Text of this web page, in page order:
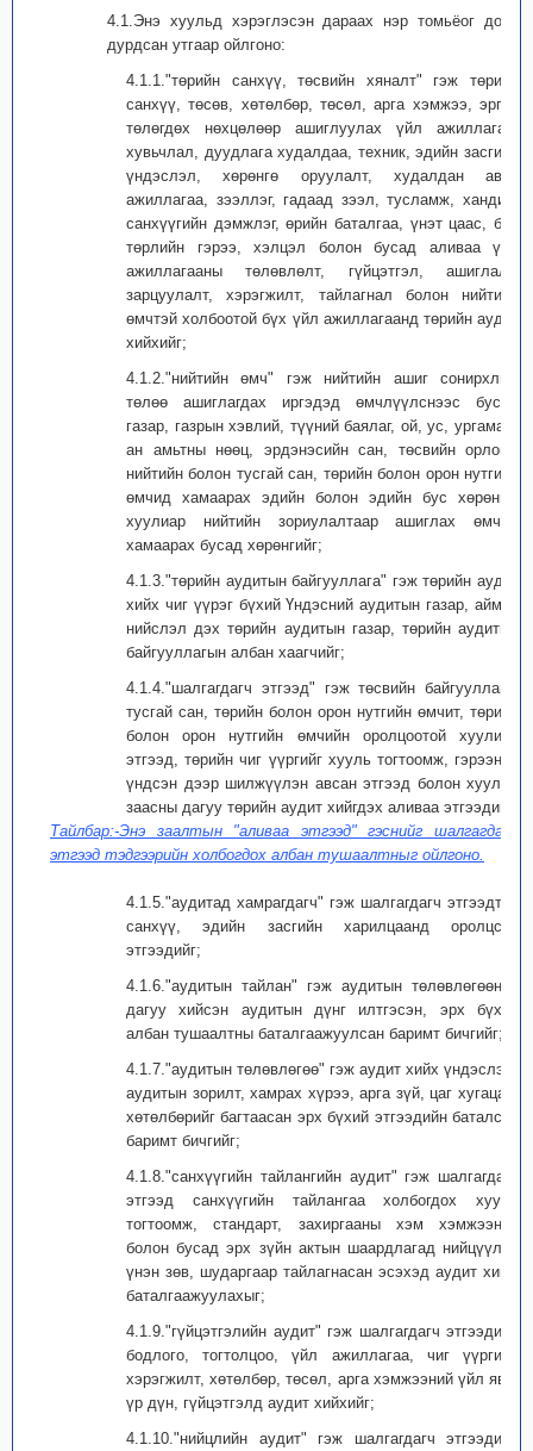
4.1.Энэ хуульд хэрэглэсэн дараах нэр томьёог доор
дурдсан утгаар ойлгоно:
4.1.1."төрийн санхүү, төсвийн хяналт" гэж төрийн
санхүү, төсөв, хөтөлбөр, төсөл, арга хэмжээ, эргэн
төлөгдөх нөхцөлөөр ашиглуулах үйл ажиллагаа,
хувьчлал, дуудлага худалдаа, техник, эдийн засгийн
үндэслэл, хөрөнгө оруулалт, худалдан авах
ажиллагаа, зээллэг, гадаад зээл, тусламж, хандив,
санхүүгийн дэмжлэг, өрийн баталгаа, үнэт цаас, бүх
төрлийн гэрээ, хэлцэл болон бусад аливаа үйл
ажиллагааны төлөвлөлт, гүйцэтгэл, ашиглалт,
зарцуулалт, хэрэгжилт, тайлагнал болон нийтийн
өмчтэй холбоотой бүх үйл ажиллагаанд төрийн аудит
хийхийг;
4.1.2."нийтийн өмч" гэж нийтийн ашиг сонирхлын
төлөө ашиглагдах иргэдэд өмчлүүлснээс бусад
газар, газрын хэвлий, түүний баялаг, ой, ус, ургамал,
ан амьтны нөөц, эрдэнэсийн сан, төсвийн орлого,
нийтийн болон тусгай сан, төрийн болон орон нутгийн
өмчид хамаарах эдийн болон эдийн бус хөрөнгө,
хуулиар нийтийн зориулалтаар ашиглах өмчид
хамаарах бусад хөрөнгийг;
4.1.3."төрийн аудитын байгууллага" гэж төрийн аудит
хийх чиг үүрэг бүхий Үндэсний аудитын газар, аймаг,
нийслэл дэх төрийн аудитын газар, төрийн аудитын
байгууллагын албан хаагчийг;
4.1.4."шалгагдагч этгээд" гэж төсвийн байгууллага,
тусгай сан, төрийн болон орон нутгийн өмчит, төрийн
болон орон нутгийн өмчийн оролцоотой хуулийн
этгээд, төрийн чиг үүргийг хууль тогтоомж, гэрээний
үндсэн дээр шилжүүлэн авсан этгээд болон хуульд
заасны дагуу төрийн аудит хийгдэх аливаа этгээдийг;
Тайлбар:-Энэ заалтын "аливаа этгээд" гэснийг шалгагдагч
этгээд тэдгээрийн холбогдох албан тушаалтныг ойлгоно.
4.1.5."аудитад хамрагдагч" гэж шалгагдагч этгээдтэй
санхүү, эдийн засгийн харилцаанд оролцсон
этгээдийг;
4.1.6."аудитын тайлан" гэж аудитын төлөвлөгөөний
дагуу хийсэн аудитын дүнг илтгэсэн, эрх бүхий
албан тушаалтны баталгаажуулсан баримт бичгийг;
4.1.7."аудитын төлөвлөгөө" гэж аудит хийх үндэслэл,
аудитын зорилт, хамрах хүрээ, арга зүй, цаг хугацаа,
хөтөлбөрийг багтаасан эрх бүхий этгээдийн баталсан
баримт бичгийг;
4.1.8."санхүүгийн тайлангийн аудит" гэж шалгагдагч
этгээд санхүүгийн тайлангаа холбогдох хууль
тогтоомж, стандарт, захиргааны хэм хэмжээний
болон бусад эрх зүйн актын шаардлагад нийцүүлэн
үнэн зөв, шударгаар тайлагнасан эсэхэд аудит хийж
баталгаажуулахыг;
4.1.9."гүйцэтгэлийн аудит" гэж шалгагдагч этгээдийн
бодлого, тогтолцоо, үйл ажиллагаа, чиг үүргийн
хэрэгжилт, хөтөлбөр, төсөл, арга хэмжээний үйл явц,
үр дүн, гүйцэтгэлд аудит хийхийг;
4.1.10."нийцлийн аудит" гэж шалгагдагч этгээдийн